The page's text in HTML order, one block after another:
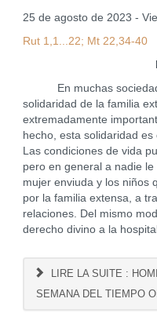
25 de agosto de 2023 -
Rut 1,1...22; Mt 22,34-40
En muchas
solidaridad de la familia
extremadamente
hecho, esta solidaridad
Las condiciones de vida
pero en general a nadie
mujer enviuda y los niños
por la familia extensa, a
relaciones. Del mismo
derecho divino a la
LIRE LA SUITE :
SEMANA DEL TIEMPO